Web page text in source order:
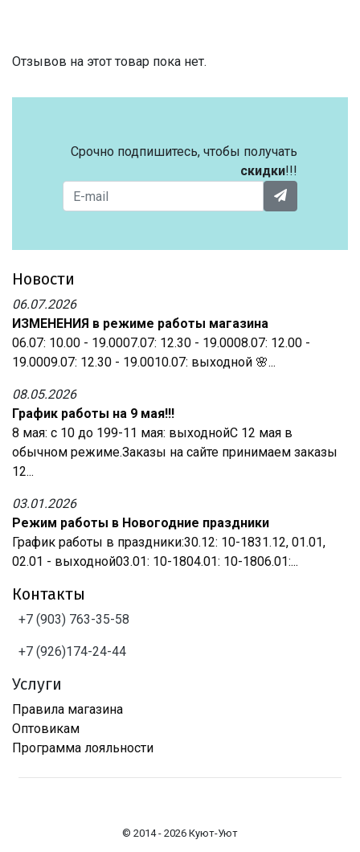
Отзывов на этот товар пока нет.
Срочно подпишитесь, чтобы получать
скидки!!!
Новости
06.07.2026
ИЗМЕНЕНИЯ в режиме работы магазина
06.07: 10.00 - 19.0007.07: 12.30 - 19.0008.07: 12.00 -
19.0009.07: 12.30 - 19.0010.07: выходной 🌸...
08.05.2026
График работы на 9 мая!!!
8 мая: с 10 до 199-11 мая: выходнойС 12 мая в
обычном режиме.Заказы на сайте принимаем заказы
12...
03.01.2026
Режим работы в Новогодние праздники
График работы в праздники:30.12: 10-1831.12, 01.01,
02.01 - выходной03.01: 10-1804.01: 10-1806.01:...
Контакты
+7 (903) 763-35-58
+7 (926)174-24-44
Услуги
Правила магазина
Оптовикам
Программа лояльности
© 2014 - 2026 Куют-Уют